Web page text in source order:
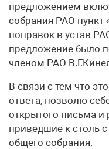
предложением
собрания РАО пункт
поправок в устав
предложение было
членом РАО
В связи с тем что
ответа, позволю
открытого письма и
приведшие к столь
общего собрания.